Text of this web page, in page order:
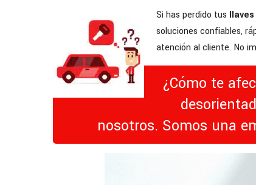
Si has perdido tus
soluciones confiables,
atención al cliente. No
¿Cómo te
nosotros. Somos una